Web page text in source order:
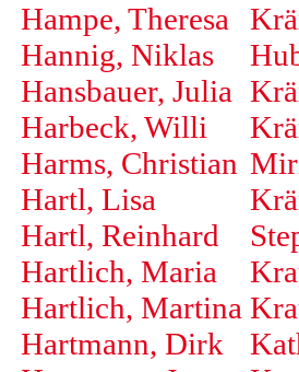
Hampe, Theresa
Hannig, Niklas
Hansbauer, Julia
Harbeck, Willi
Harms, Christian
Hartl, Lisa
Hartl, Reinhard
Hartlich, Maria
Hartlich, Martina
Hartmann, Dirk